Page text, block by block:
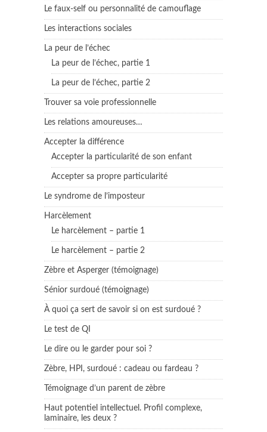
Le faux-self ou personnalité de camouflage
Les interactions sociales
La peur de l’échec
La peur de l’échec, partie 1
La peur de l’échec, partie 2
Trouver sa voie professionnelle
Les relations amoureuses…
Accepter la différence
Accepter la particularité de son enfant
Accepter sa propre particularité
Le syndrome de l’imposteur
Harcèlement
Le harcèlement – partie 1
Le harcèlement – partie 2
Zèbre et Asperger (témoignage)
Sénior surdoué (témoignage)
À quoi ça sert de savoir si on est surdoué ?
Le test de QI
Le dire ou le garder pour soi ?
Zèbre, HPI, surdoué : cadeau ou fardeau ?
Témoignage d’un parent de zèbre
Haut potentiel intellectuel. Profil complexe,
laminaire, les deux ?